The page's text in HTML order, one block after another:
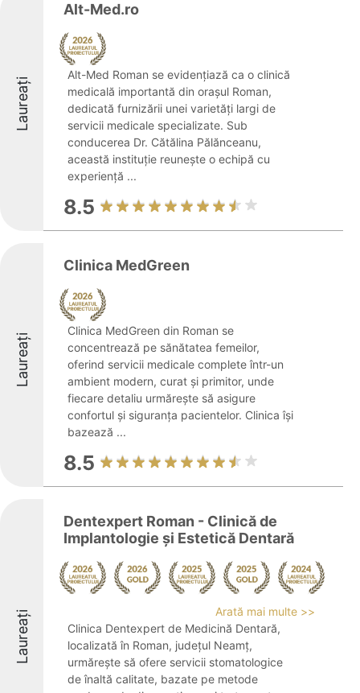
Laureați
Alt-Med.ro
Alt-Med Roman se evidențiază ca o clinică
medicală importantă din orașul Roman,
dedicată furnizării unei varietăți largi de
servicii medicale specializate. Sub
conducerea Dr. Cătălina Pălănceanu,
această instituție reunește o echipă cu
experiență ...
8.5
Laureați
Clinica MedGreen
Clinica MedGreen din Roman se
concentrează pe sănătatea femeilor,
oferind servicii medicale complete într-un
ambient modern, curat și primitor, unde
fiecare detaliu urmărește să asigure
confortul și siguranța pacientelor. Clinica își
bazează ...
8.5
Laureați
Dentexpert Roman - Clinică de
Implantologie și Estetică Dentară
Arată mai multe >>
Clinica Dentexpert de Medicină Dentară,
localizată în Roman, județul Neamț,
urmărește să ofere servicii stomatologice
de înaltă calitate, bazate pe metode